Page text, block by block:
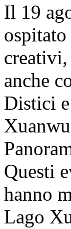
Il 19
anche
Distici
Questi
hanno
Lago